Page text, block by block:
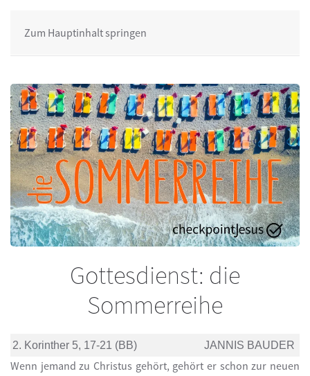
Zum Hauptinhalt springen
Gottesdienst: die
Sommerreihe
2. Korinther 5, 17-21 (BB) JANNIS BAUDER
Wenn jemand zu Christus gehört, gehört er schon zur neuen